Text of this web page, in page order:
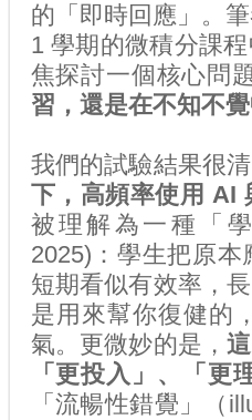
的「即時回應」。
1 學期的微積分課
焦探討一個核心問
習，還是在不知不
我們的試驗結果很
下，高頻率使用 AI
被理解為一種「
2025)：學生把原
短期看似有效率，
是用來幫你復健的
氣。更微妙的是，
「更投入」、「更
「流暢性錯覺」（